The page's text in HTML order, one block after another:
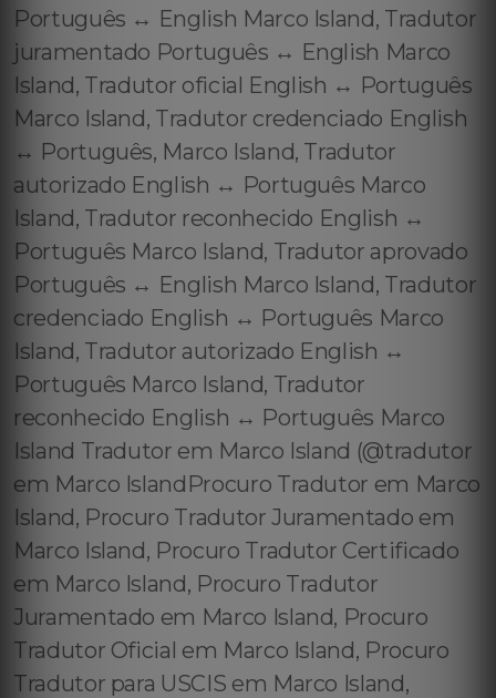
Português ↔️ English Marco Island, Tradutor
juramentado Português ↔️ English Marco
Island, Tradutor oficial English ↔️ Português
Marco Island, Tradutor credenciado English
↔️ Português, Marco Island, Tradutor
autorizado English ↔️ Português Marco
Island, Tradutor reconhecido English ↔️
Português Marco Island, Tradutor aprovado
Português ↔️ English Marco Island, Tradutor
credenciado English ↔️ Português Marco
Island, Tradutor autorizado English ↔️
Português Marco Island, Tradutor
reconhecido English ↔️ Português Marco
Island Tradutor em Marco Island (@tradutor
em Marco IslandProcuro Tradutor em Marco
Island, Procuro Tradutor Juramentado em
Marco Island, Procuro Tradutor Certificado
em Marco Island, Procuro Tradutor
Juramentado em Marco Island, Procuro
Tradutor Oficial em Marco Island, Procuro
Tradutor para USCIS em Marco Island,